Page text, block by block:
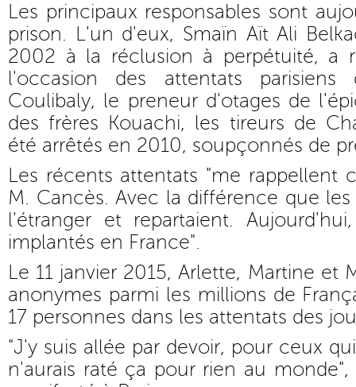
Les principaux responsables sont
prison. L'un d'eux, Smaïn Aït Ali
2002 à la réclusion à perpétuité, a
l'occasion des attentats parisiens
Coulibaly, le preneur d'otages de
des frères Kouachi, les tireurs de
été arrêtés en 2010, soupçonnés de
Les récents attentats "me rappellent
M. Cancès. Avec la différence que
l'étranger et repartaient.
implantés en France".
Le 11 janvier 2015, Arlette, Martine et
anonymes parmi les millions de
17 personnes dans les attentats des
"J'y suis allée par devoir, pour ceux
n'aurais raté ça pour rien au monde",